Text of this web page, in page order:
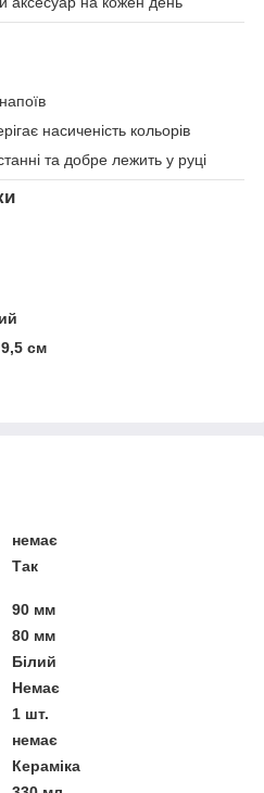
насиченість кольорів
та добре лежить у руці
см
немає
Так
90 мм
80 мм
Білий
Немає
1 шт.
немає
Кераміка